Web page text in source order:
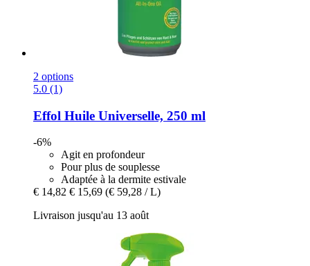
2 options
5.0 (1)
Effol Huile Universelle, 250 ml
-6%
Agit en profondeur
Pour plus de souplesse
Adaptée à la dermite estivale
€ 14,82 € 15,69 (€ 59,28 / L)
Livraison jusqu'au 13 août